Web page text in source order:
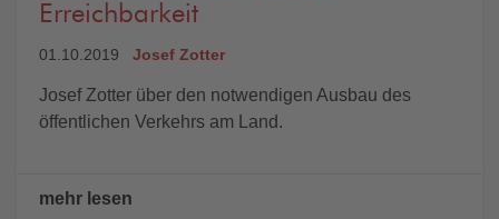
Erreichbarkeit
01.10.2019 Josef Zotter
Josef Zotter über den notwendigen Ausbau des
öffentlichen Verkehrs am Land.
mehr lesen